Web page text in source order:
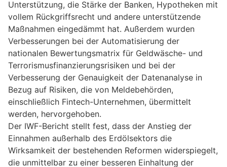
Unterstützung, die Stärke der Banken, Hypotheken mit
vollem Rückgriffsrecht und andere unterstützende
Maßnahmen eingedämmt hat. Außerdem wurden
Verbesserungen bei der Automatisierung der
nationalen Bewertungsmatrix für Geldwäsche- und
Terrorismusfinanzierungsrisiken und bei der
Verbesserung der Genauigkeit der Datenanalyse in
Bezug auf Risiken, die von Meldebehörden,
einschließlich Fintech-Unternehmen, übermittelt
werden, hervorgehoben.
Der IWF-Bericht stellt fest, dass der Anstieg der
Einnahmen außerhalb des Erdölsektors die
Wirksamkeit der bestehenden Reformen widerspiegelt,
die unmittelbar zu einer besseren Einhaltung der